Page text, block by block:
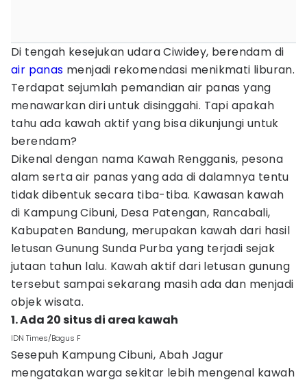
Di tengah kesejukan udara Ciwidey, berendam di
air panas menjadi rekomendasi menikmati liburan.
Terdapat sejumlah pemandian air panas yang
menawarkan diri untuk disinggahi. Tapi apakah
tahu ada kawah aktif yang bisa dikunjungi untuk
berendam?
Dikenal dengan nama Kawah Rengganis, pesona
alam serta air panas yang ada di dalamnya tentu
tidak dibentuk secara tiba-tiba. Kawasan kawah
di Kampung Cibuni, Desa Patengan, Rancabali,
Kabupaten Bandung, merupakan kawah dari hasil
letusan Gunung Sunda Purba yang terjadi sejak
jutaan tahun lalu. Kawah aktif dari letusan gunung
tersebut sampai sekarang masih ada dan menjadi
objek wisata.
1. Ada 20 situs di area kawah
IDN Times/Bagus F
Sesepuh Kampung Cibuni, Abah Jagur
mengatakan warga sekitar lebih mengenal kawah